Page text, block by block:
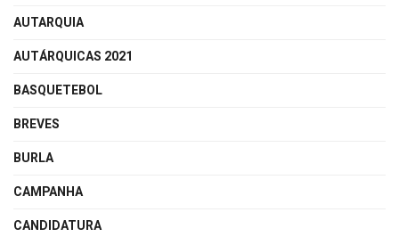
AUTARQUIA
AUTÁRQUICAS 2021
BASQUETEBOL
BREVES
BURLA
CAMPANHA
CANDIDATURA